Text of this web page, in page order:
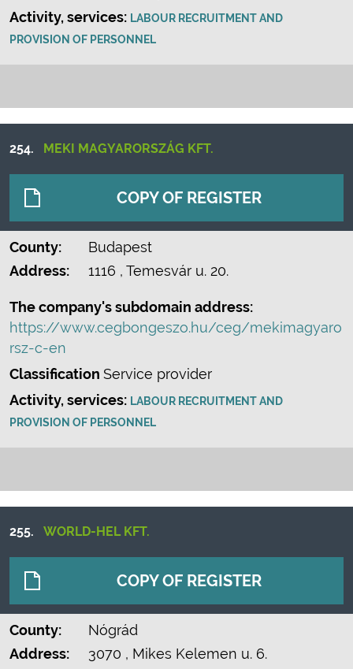
Activity, services: LABOUR RECRUITMENT AND
PROVISION OF PERSONNEL
254. MEKI MAGYARORSZÁG KFT.
COPY OF REGISTER
County:
Budapest
Address:
1116 , Temesvár u. 20.
The company's subdomain address:
https://www.cegbongeszo.hu/ceg/mekimagyaro
rsz-c-en
Classification Service provider
Activity, services: LABOUR RECRUITMENT AND
PROVISION OF PERSONNEL
255. WORLD-HEL KFT.
COPY OF REGISTER
County:
Nógrád
Address:
3070 , Mikes Kelemen u. 6.